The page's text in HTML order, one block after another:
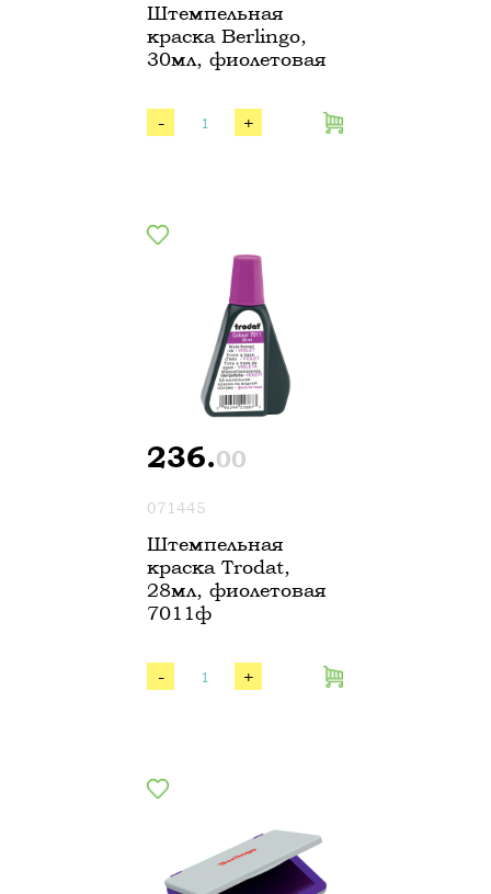
Штемпельная
краска Berlingo,
30мл, фиолетовая
- +
236.00
071445
Штемпельная
краска Trodat,
28мл, фиолетовая
7011ф
- +